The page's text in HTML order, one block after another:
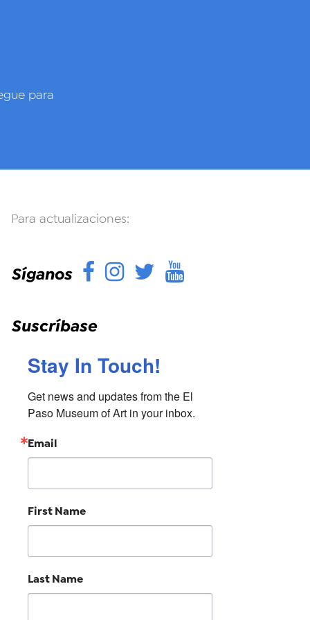
para
Para actualizaciones:
Síganos Facebook
Instagram
Twitter
YouTube
Suscríbase
Stay In Touch!
Get news and updates from the El
Paso Museum of Art in your inbox.
Email
First Name
Last Name